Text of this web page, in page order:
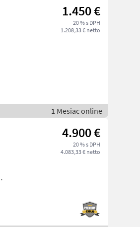
1.450 €
20 % s DPH
1.208,33 € netto
1 Mesiac online
4.900 €
20 % s DPH
4.083,33 € netto